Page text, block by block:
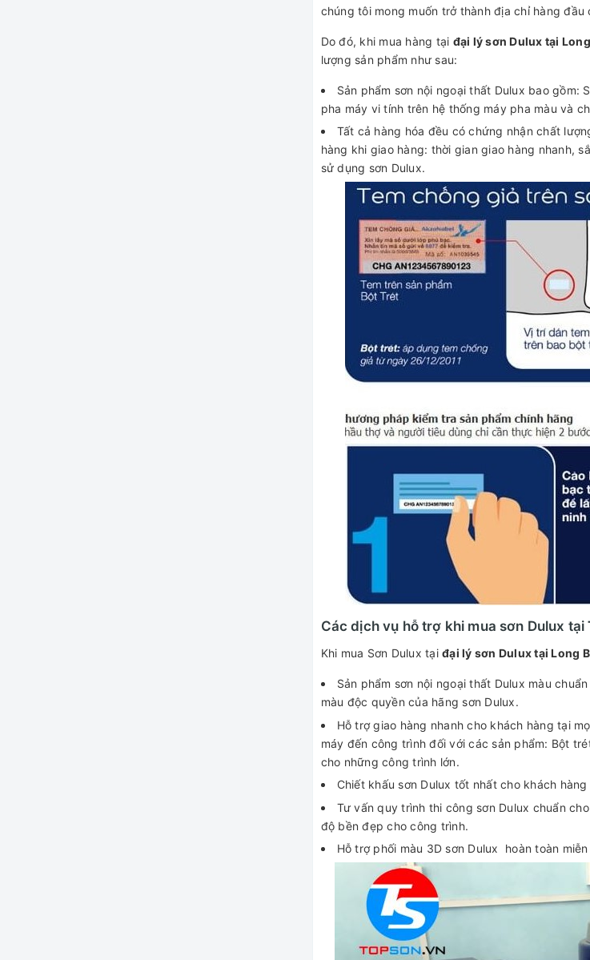
chúng tôi mong muốn trở thành địa chỉ hàng
Do đó, khi mua hàng tại đại lý sơn Dulux tại
lượng sản phẩm như sau:
Sản phẩm sơn nội ngoại thất Dulux bao gồm:
pha máy vi tính trên hệ thống máy pha màu và
Tất cả hàng hóa đều có chứng nhận chất
hàng khi giao hàng: thời gian giao hàng nhanh,
sử dụng sơn Dulux.
Các dịch vụ hỗ trợ khi mua sơn Dulux tại
Khi mua Sơn Dulux tại đại lý sơn Dulux tại Long
Sản phẩm sơn nội ngoại thất Dulux màu
màu độc quyền của hãng sơn Dulux.
Hỗ trợ giao hàng nhanh cho khách hàng tại
máy đến công trình đối với các sản phẩm: Bột
cho những công trình lớn.
Chiết khấu sơn Dulux tốt nhất cho khách
Tư vấn quy trình thi công sơn Dulux chuẩn
độ bền đẹp cho công trình.
Hỗ trợ phối màu 3D sơn Dulux hoàn toàn